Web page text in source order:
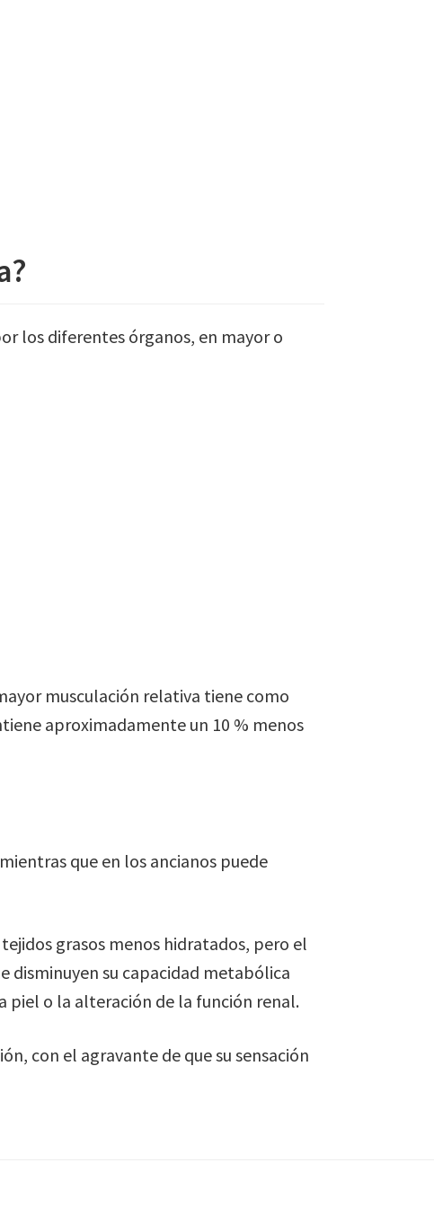
los diferentes órganos, en mayor o
musculación relativa tiene como
aproximadamente un 10 % menos
que en los ancianos puede
grasos menos hidratados, pero el
disminuyen su capacidad metabólica
piel o la alteración de la función renal.
con el agravante de que su sensación